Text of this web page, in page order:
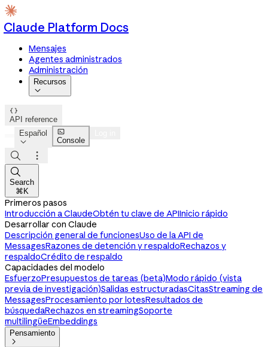
Claude Platform Docs
Mensajes
Agentes administrados
Administración
Recursos


API reference
Español


Console



Search
⌘K
Primeros pasos
Introducción a ClaudeObtén tu clave de APIInicio rápido
Desarrollar con Claude
Descripción general de funcionesUso de la API de
MessagesRazones de detención y respaldoRechazos y
respaldoCrédito de respaldo
Capacidades del modelo
EsfuerzoPresupuestos de tareas (beta)Modo rápido (vista
previa de investigación)Salidas estructuradasCitasStreaming de
MessagesProcesamiento por lotesResultados de
búsquedaRechazos en streamingSoporte
multilingüeEmbeddings
Pensamiento
